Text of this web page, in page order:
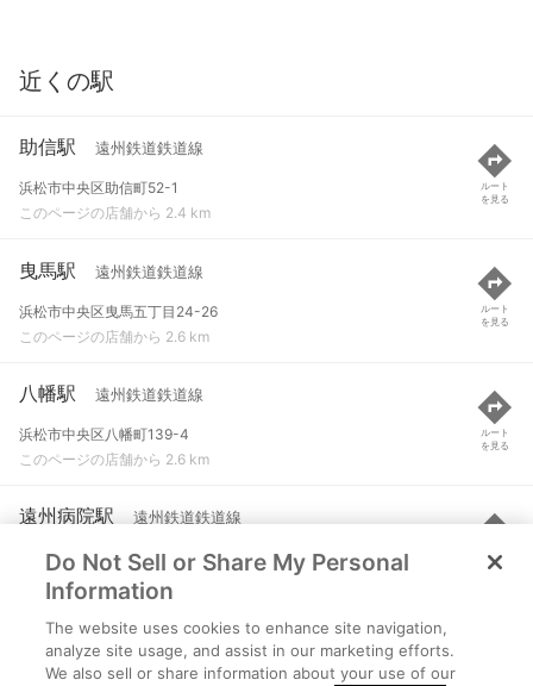
近くの駅
助信駅 遠州鉄道鉄道線
浜松市中央区助信町52-1
このページの店舗から 2.4 km
ルート
を見る
曳馬駅 遠州鉄道鉄道線
浜松市中央区曳馬五丁目24-26
このページの店舗から 2.6 km
ルート
を見る
八幡駅 遠州鉄道鉄道線
浜松市中央区八幡町139-4
このページの店舗から 2.6 km
ルート
を見る
遠州病院駅 遠州鉄道鉄道線
浜松市中央区早馬町2-21
このページの店舗から 2.9 km
ルート
を見る
上島駅 遠州鉄道鉄道線
浜松市中央区上島三丁目40-1
Do Not Sell or Share My Personal
Information
The website uses cookies to enhance site navigation,
analyze site usage, and assist in our marketing efforts.
We also sell or share information about your use of our